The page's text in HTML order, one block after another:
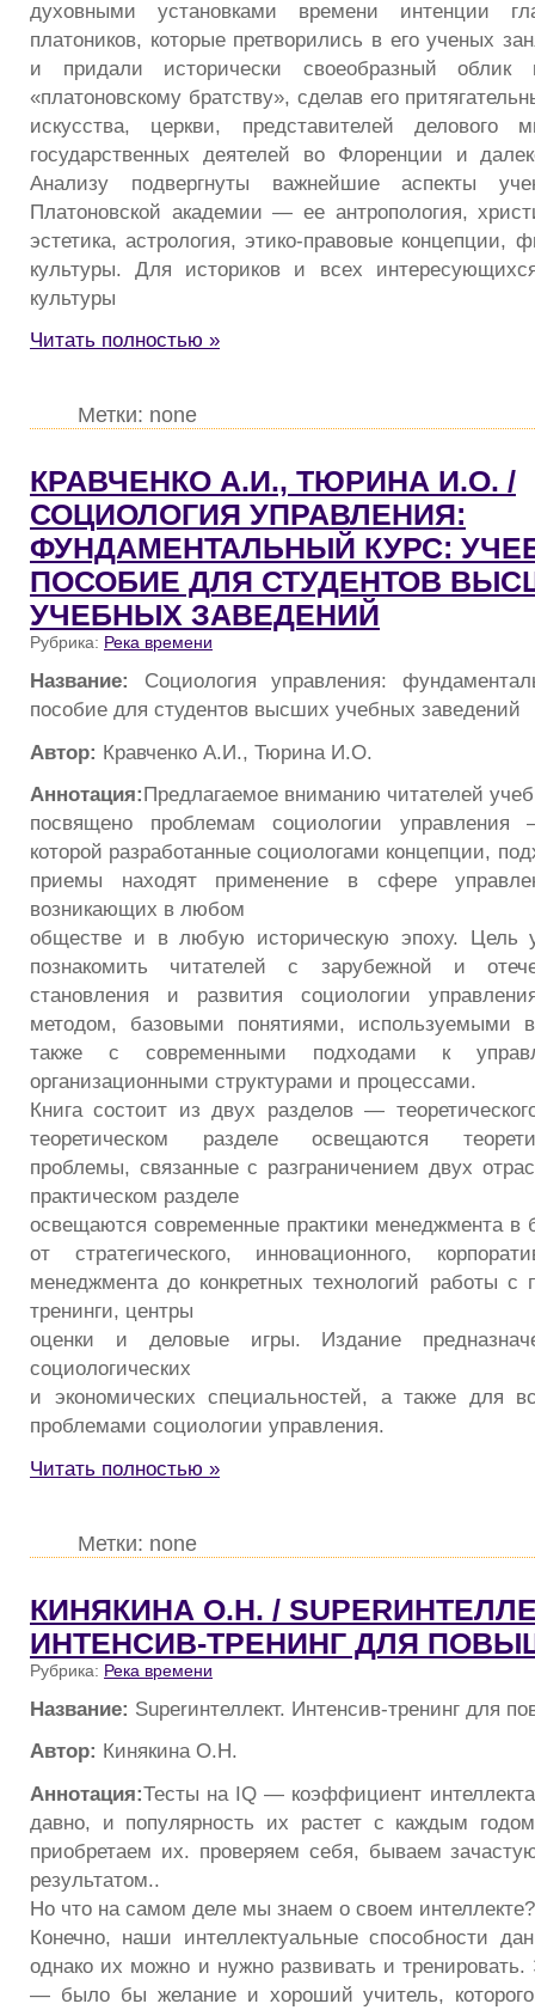
духовными установками времени интенции
платоников, которые претворились в его ученых
и придали исторически своеобразный облик
«платоновскому братству», сделав его
искусства, церкви, представителей делового
государственных деятелей во Флоренции и
Анализу подвергнуты важнейшие аспекты
Платоновской академии — ее антропология,
эстетика, астрология, этико-правовые концепции,
культуры. Для историков и всех
культуры
Читать полностью »
Метки: none
КРАВЧЕНКО А.И., ТЮРИНА И.О. /
СОЦИОЛОГИЯ УПРАВЛЕНИЯ:
ФУНДАМЕНТАЛЬНЫЙ КУРС:
ПОСОБИЕ ДЛЯ СТУДЕНТОВ
УЧЕБНЫХ ЗАВЕДЕНИЙ
Рубрика: Река времени
Название: Социология управления:
пособие для студентов высших учебных заведений
Автор: Кравченко А.И., Тюрина И.О.
Аннотация:Предлагаемое вниманию читателей
посвящено проблемам социологии
которой разработанные социологами концепции,
приемы находят применение в сфере
возникающих в любом
обществе и в любую историческую эпоху. Цель
познакомить читателей с зарубежной и
становления и развития социологии
методом, базовыми понятиями, используемыми
также с современными подходами к
организационными структурами и процессами.
Книга состоит из двух разделов —
теоретическом разделе освещаются
проблемы, связанные с разграничением двух
практическом разделе
освещаются современные практики менеджмента в
от стратегического, инновационного,
менеджмента до конкретных технологий работы с
тренинги, центры
оценки и деловые игры. Издание
социологических
и экономических специальностей, а также для
проблемами социологии управления.
Читать полностью »
Метки: none
КИНЯКИНА О.Н. /
ИНТЕНСИВ-ТРЕНИНГ ДЛЯ
Рубрика: Река времени
Название: Superинтеллект. Интенсив-тренинг для
Автор: Кинякина О.Н.
Аннотация:Тесты на IQ — коэффициент
давно, и популярность их растет с каждым
приобретаем их. проверяем себя, бываем
результатом..
Но что на самом деле мы знаем о своем интеллекте?
Конечно, наши интеллектуальные способности
однако их можно и нужно развивать и тренировать.
— было бы желание и хороший учитель,